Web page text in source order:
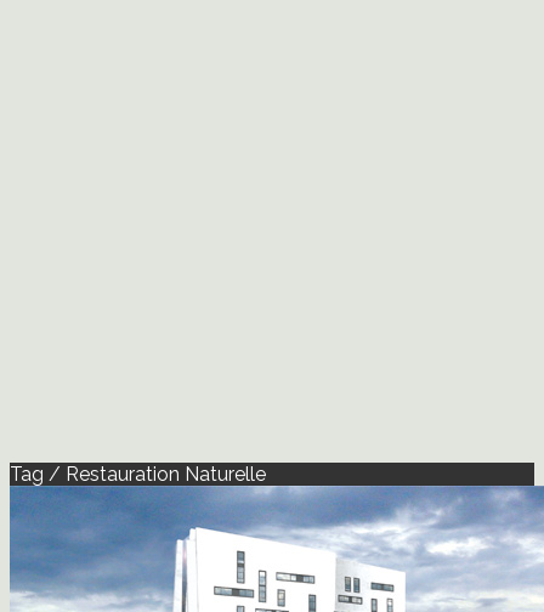
Tag / Restauration Naturelle